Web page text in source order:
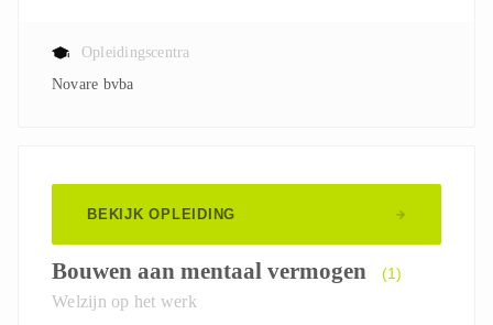
Opleidingscentra
Novare bvba
BEKIJK OPLEIDING
Bouwen aan mentaal vermogen (1)
Welzijn op het werk